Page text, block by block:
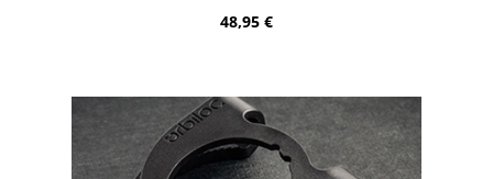
Regulärer Preis:
48,95 €